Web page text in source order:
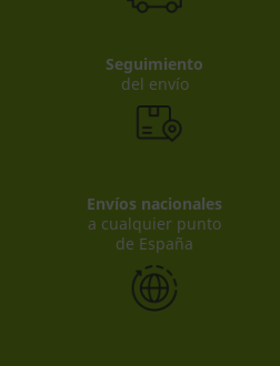
Seguimiento
del envío
Envíos nacionales
a cualquier punto
de España